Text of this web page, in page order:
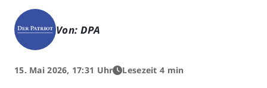
Von: DPA
15. Mai 2026, 17:31 Uhr Lesezeit 4 min